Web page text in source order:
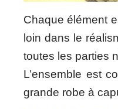
Chaque élément
loin dans le
toutes les parties
L’ensemble est
grande robe à